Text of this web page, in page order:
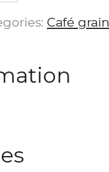
Café grain